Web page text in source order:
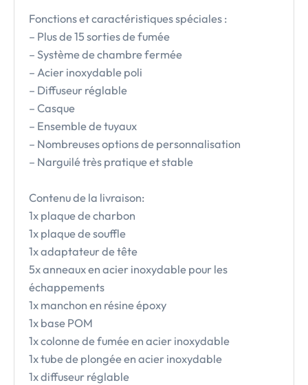
Fonctions et caractéristiques spéciales :
– Plus de 15 sorties de fumée
– Système de chambre fermée
– Acier inoxydable poli
– Diffuseur réglable
– Casque
– Ensemble de tuyaux
– Nombreuses options de personnalisation
– Narguilé très pratique et stable
Contenu de la livraison:
1x plaque de charbon
1x plaque de souffle
1x adaptateur de tête
5x anneaux en acier inoxydable pour les
échappements
1x manchon en résine époxy
1x base POM
1x colonne de fumée en acier inoxydable
1x tube de plongée en acier inoxydable
1x diffuseur réglable